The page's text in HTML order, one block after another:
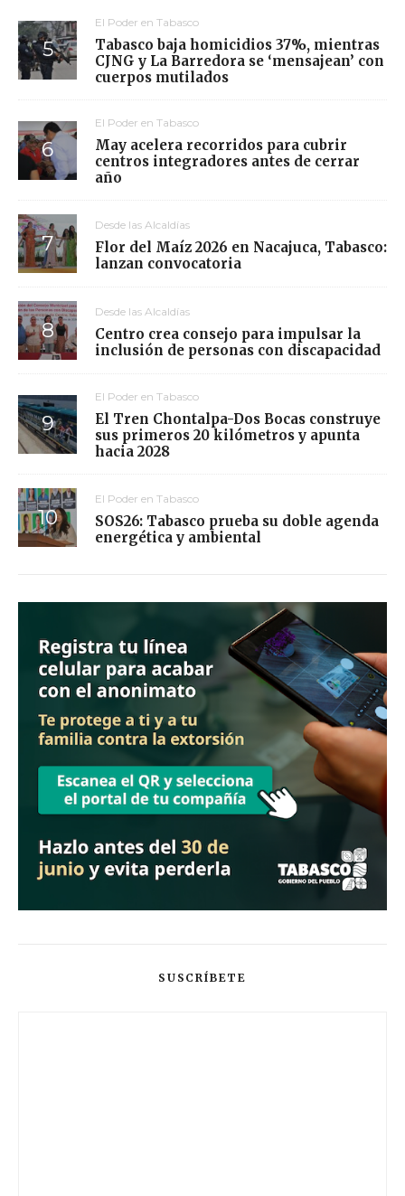
El Poder en Tabasco
Tabasco baja homicidios 37%, mientras
CJNG y La Barredora se ‘mensajean’ con
cuerpos mutilados
El Poder en Tabasco
May acelera recorridos para cubrir
centros integradores antes de cerrar
año
Desde las Alcaldías
Flor del Maíz 2026 en Nacajuca, Tabasco:
lanzan convocatoria
Desde las Alcaldías
Centro crea consejo para impulsar la
inclusión de personas con discapacidad
El Poder en Tabasco
El Tren Chontalpa-Dos Bocas construye
sus primeros 20 kilómetros y apunta
hacia 2028
El Poder en Tabasco
SOS26: Tabasco prueba su doble agenda
energética y ambiental
SUSCRÍBETE